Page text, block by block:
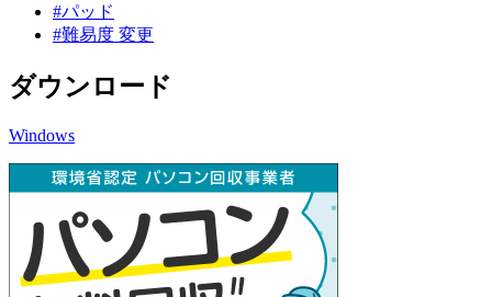
#パッド
#難易度 変更
ダウンロード
Windows